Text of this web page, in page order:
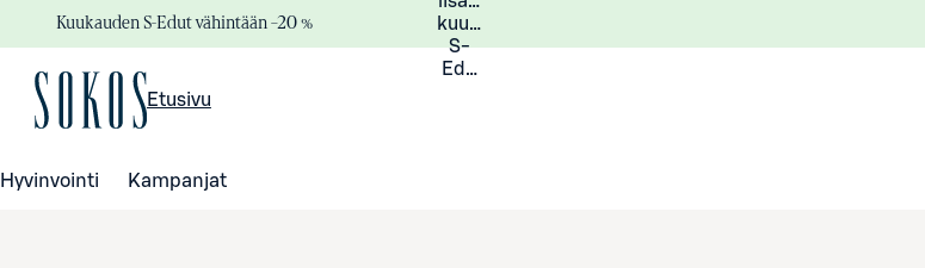
Kuukauden S-Edut vähintään –20 %
kuukauden
S-
Eduista
Etusivu
Hyvinvointi Kampanjat